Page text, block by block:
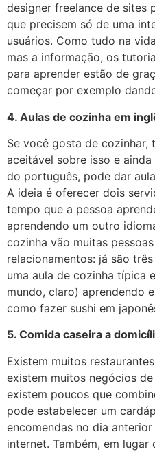
designer freelance de sites
que precisem só de uma
usuários. Como tudo na
mas a informação, os
para aprender estão de
começar por exemplo
4. Aulas de cozinha em
Se você gosta de cozinhar,
aceitável sobre isso e
do português, pode dar
A ideia é oferecer dois
tempo que a pessoa
aprendendo um outro
cozinha vão muitas
relacionamentos: já são
uma aula de cozinha típica
mundo, claro) aprendendo
como fazer sushi em
5. Comida caseira a
Existem muitos
existem muitos negócios
existem poucos que
pode estabelecer um
encomendas no dia
internet. Também, em